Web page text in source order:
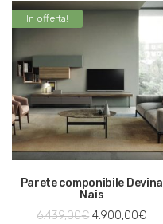
In offerta!
Parete componibile Devina
Nais
6.439,00€ 4.900,00€